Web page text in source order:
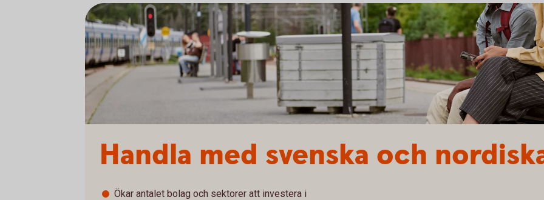
Handla med svenska och
Ökar antalet bolag och sektorer att investera i